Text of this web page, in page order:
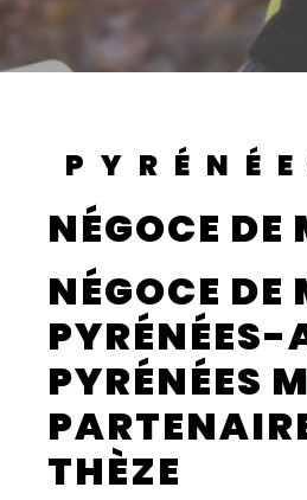
NÉGOCE
NÉGOCE
PYRÉNÉES
THÈZE